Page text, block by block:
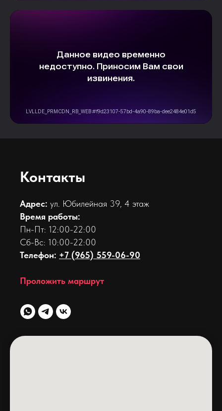
Контакты
Адрес: ул. Юбилейная 39, 4 этаж
Время работы:
Пн-Пт: 12:00-22:00
Сб-Вс: 10:00-22:00
Телефон: +7 (965) 559-06-90
Проложить маршрут